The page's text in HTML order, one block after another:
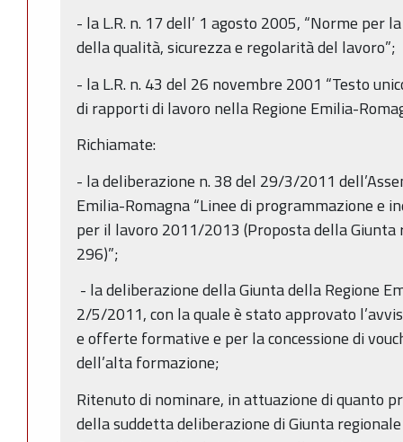
- la L.R. n. 17 dell’ 1 agosto 2005, “Norme per
della qualità, sicurezza e regolarità del lavoro”;
- la L.R. n. 43 del 26 novembre 2001 “Testo
di rapporti di lavoro nella Regione Emilia-
Richiamate:
- la deliberazione n. 38 del 29/3/2011
Emilia-Romagna “Linee di programmazione e
per il lavoro 2011/2013 (Proposta della
296)”;
- la deliberazione della Giunta della Regione
2/5/2011, con la quale è stato approvato
e offerte formative e per la concessione di
dell’alta formazione;
Ritenuto di nominare, in attuazione di quanto
della suddetta deliberazione di Giunta